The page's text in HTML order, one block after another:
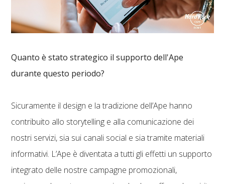
Quanto è stato strategico il supporto dell'Ape
durante questo periodo?
Sicuramente il design e la tradizione dell’Ape hanno
contribuito allo storytelling e alla comunicazione dei
nostri servizi, sia sui canali social e sia tramite materiali
informativi. L’Ape è diventata a tutti gli effetti un supporto
integrato delle nostre campagne promozionali,